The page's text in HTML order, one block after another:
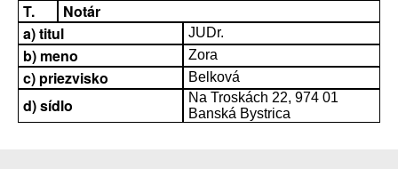
T.
Notár
a) titul
JUDr.
b) meno Zora
c) priezvisko Belková
d) sídlo
Na Troskách 22, 974 01
Banská Bystrica